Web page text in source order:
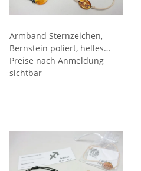
Armband Sternzeichen,
Bernstein poliert, helles
Band, ES, inkl. "Sack & Pack"
Preise nach Anmeldung
sichtbar